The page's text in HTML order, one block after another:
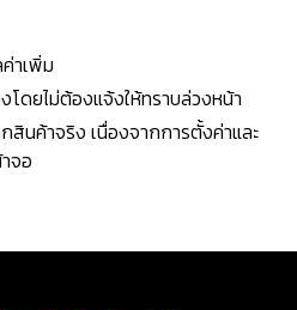
าเพิ่ม
โดยไม่ต้องแจ้งให้ทราบล่วงหน้า
นค้าจริง เนื่องจากการตั้งค่าและ
จอ